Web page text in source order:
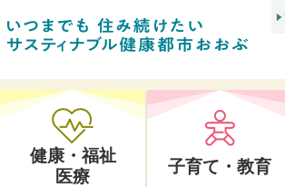
健康・福祉
医療
子育て・教育